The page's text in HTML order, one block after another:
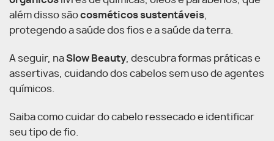
além disso sãocosméticos sustentáveis
protegendo a saúde dos fios e a saúde da terra.
A seguir, naSlow Beauty , descubra formas práticas e
assertivas, cuidando dos cabelos sem uso de agentes
químicos.
Saiba como cuidar do cabelo ressecado e identificar
seu tipo de fio.